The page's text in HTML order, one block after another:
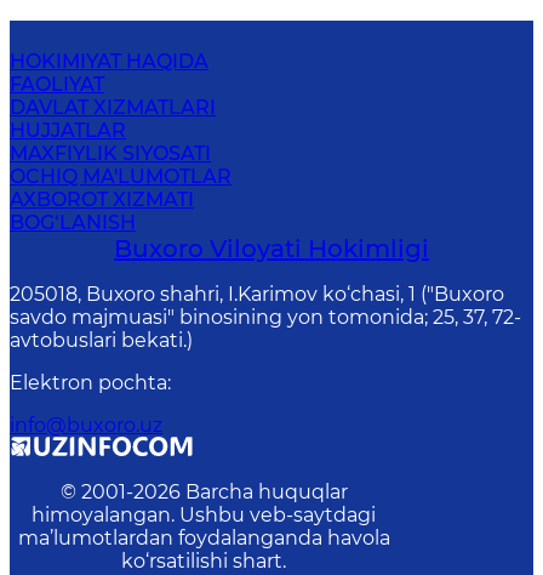
HOKIMIYAT HAQIDA
FAOLIYAT
DAVLAT XIZMATLARI
HUJJATLAR
MAXFIYLIK SIYOSATI
OCHIQ MA'LUMOTLAR
AXBOROT XIZMATI
BOG‘LANISH
Buxoro Viloyati Hokimligi
205018, Buхоrо shahri, I.Karimov ko‘chаsi, 1 ("Buxoro
savdo majmuasi" binosining yon tomonida; 25, 37, 72-
avtobuslari bekati.)
Elektron pochta:
info@buxoro.uz
© 2001-2026 Barcha huquqlar
himoyalangan. Ushbu veb-saytdagi
ma’lumotlardan foydalanganda havola
ko‘rsatilishi shart.